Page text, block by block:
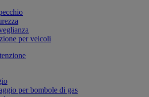
per veicoli
per bombole di gas